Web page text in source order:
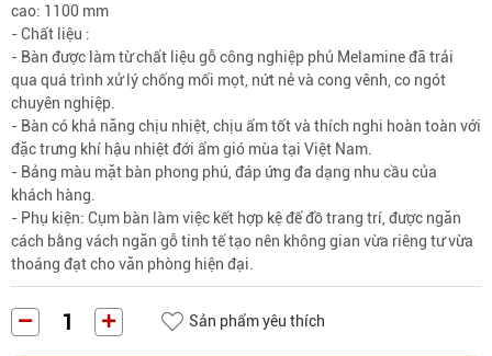
cao: 1100 mm
- Chất liệu :
- Bàn được làm từ chất liệu gỗ công nghiệp phủ Melamine đã trải
qua quá trình xử lý chống mối mọt, nứt nẻ và cong vênh, co ngót
chuyên nghiệp.
- Bàn có khả năng chịu nhiệt, chịu ẩm tốt và thích nghi hoàn toàn với
đặc trưng khí hậu nhiệt đới ẩm gió mùa tại Việt Nam.
- Bảng màu mặt bàn phong phú, đáp ứng đa dạng nhu cầu của
khách hàng.
- Phụ kiện: Cụm bàn làm việc kết hợp kệ để đồ trang trí, được ngăn
cách bằng vách ngăn gỗ tinh tế tạo nên không gian vừa riêng tư vừa
thoáng đạt cho văn phòng hiện đại.
Sản phẩm yêu thích